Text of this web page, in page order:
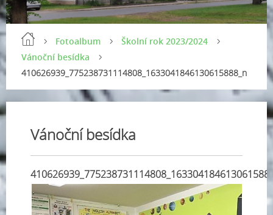
Fotoalbum
Školní rok 2023/2024
Vánoční besídka
410626939_775238731114808_1633041846130615888_n
Vánoční besídka